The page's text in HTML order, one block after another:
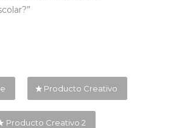
Producto Creativo
Producto Creativo 2